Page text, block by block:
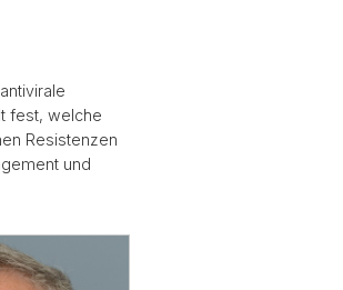
fest, welche
Resistenzen
und